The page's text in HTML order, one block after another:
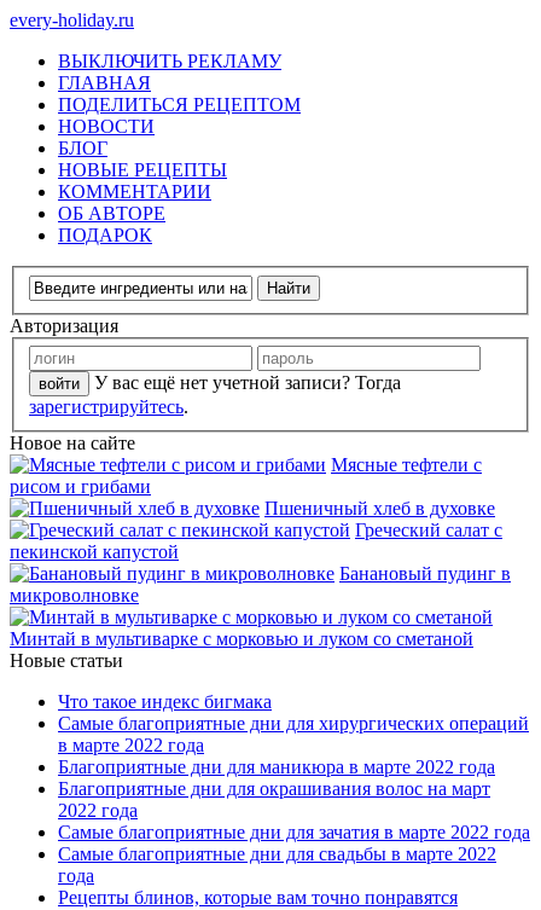
every-holiday.ru
ВЫКЛЮЧИТЬ РЕКЛАМУ
ГЛАВНАЯ
ПОДЕЛИТЬСЯ РЕЦЕПТОМ
НОВОСТИ
БЛОГ
НОВЫЕ РЕЦЕПТЫ
КОММЕНТАРИИ
ОБ АВТОРЕ
ПОДАРОК
Авторизация
У вас ещё нет учетной записи? Тогда
зарегистрируйтесь.
Новое на сайте
Мясные тефтели с
рисом и грибами
Пшеничный хлеб в духовке
Греческий салат с
пекинской капустой
Банановый пудинг в
микроволновке
Минтай в мультиварке с морковью и луком со сметаной
Новые статьи
Что такое индекс бигмака
Самые благоприятные дни для хирургических операций
в марте 2022 года
Благоприятные дни для маникюра в марте 2022 года
Благоприятные дни для окрашивания волос на март
2022 года
Самые благоприятные дни для зачатия в марте 2022 года
Самые благоприятные дни для свадьбы в марте 2022
года
Рецепты блинов, которые вам точно понравятся